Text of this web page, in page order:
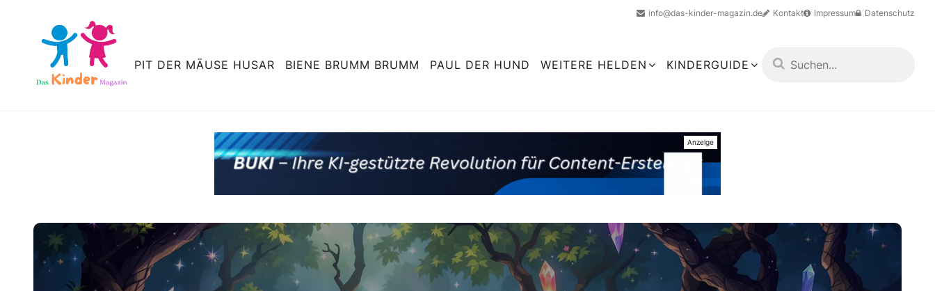
info@das-kinder-magazin.de Kontakt Impressum Datenschutz
PIT DER MÄUSE HUSAR BIENE BRUMM BRUMM PAUL DER HUND WEITERE HELDEN KINDERGUIDE